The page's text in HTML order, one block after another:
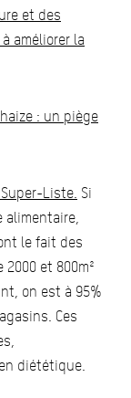
et des
améliorer la
: un piège
Liste. Si
alimentaire,
le fait des
et 800m²
on est à 95%
Ces
diététique.